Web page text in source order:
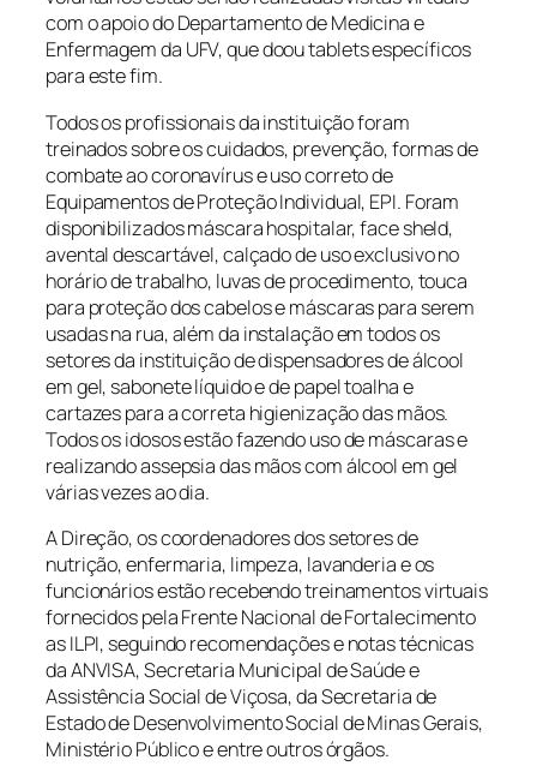
com o apoio do Departamento de Medicina e
Enfermagem da UFV, que doou tablets específicos
para este fim.
Todos os profissionais da instituição foram
treinados sobre os cuidados, prevenção, formas de
combate ao coronavírus e uso correto de
Equipamentos de Proteção Individual, EPI. Foram
disponibilizados máscara hospitalar, face sheld,
avental descartável, calçado de uso exclusivo no
horário de trabalho, luvas de procedimento, touca
para proteção dos cabelos e máscaras para serem
usadas na rua, além da instalação em todos os
setores da instituição de dispensadores de álcool
em gel, sabonete líquido e de papel toalha e
cartazes para a correta higienização das mãos.
Todos os idosos estão fazendo uso de máscaras e
realizando assepsia das mãos com álcool em gel
várias vezes ao dia.
A Direção, os coordenadores dos setores de
nutrição, enfermaria, limpeza, lavanderia e os
funcionários estão recebendo treinamentos virtuais
fornecidos pela Frente Nacional de Fortalecimento
as ILPI, seguindo recomendações e notas técnicas
da ANVISA, Secretaria Municipal de Saúde e
Assistência Social de Viçosa, da Secretaria de
Estado de Desenvolvimento Social de Minas Gerais,
Ministério Público e entre outros órgãos.